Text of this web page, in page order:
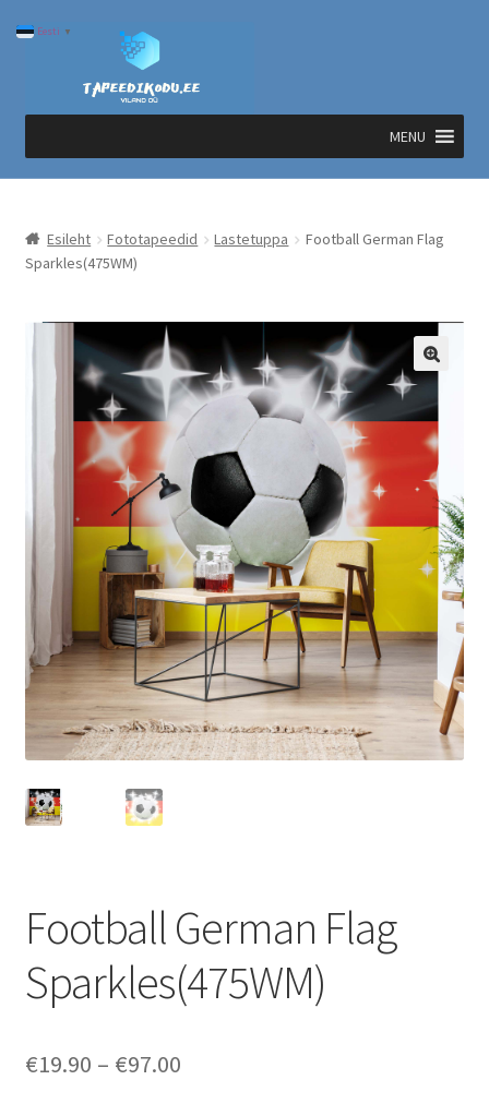
Liigu
navigeerimisele
Liigu
MENU
Esileht Fototapeedid Lastetuppa
Football German Flag
Sparkles(475WM)
Football German Flag
Sparkles(475WM)
€19.90 – €97.00Price
Eesti ▼